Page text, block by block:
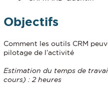
Objectifs
Comment les outils CRM
pilotage de l’activité
Estimation du temps de
cours) : 2 heures